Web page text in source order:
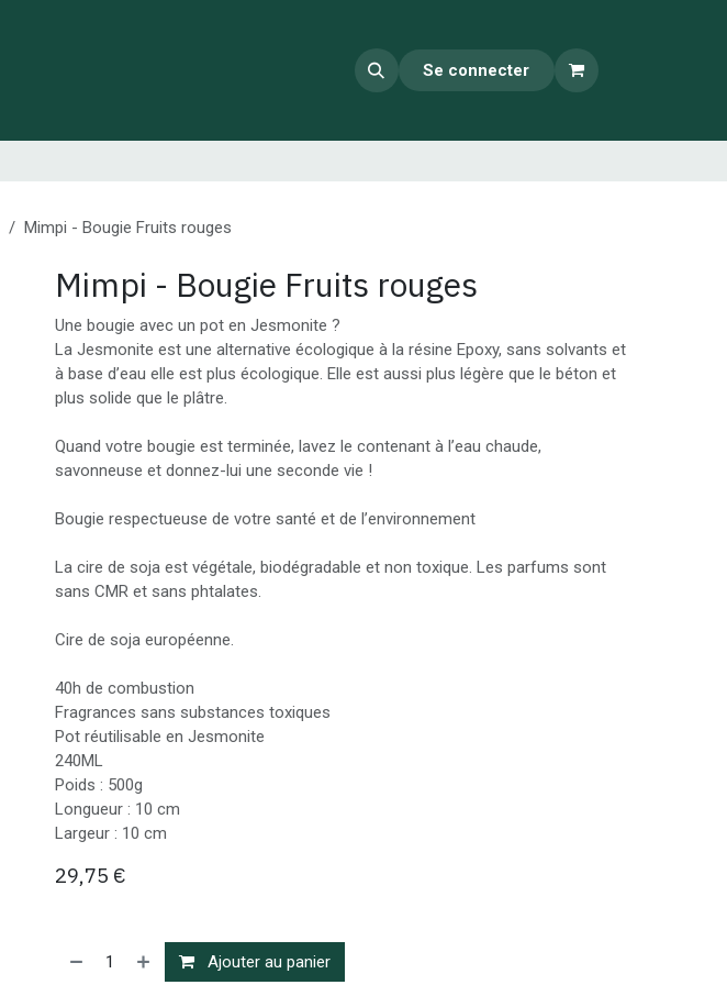
Se connecter
Mimpi - Bougie Fruits rouges
Mimpi - Bougie Fruits rouges
Une bougie avec un pot en Jesmonite ?
La Jesmonite est une alternative écologique à la résine Epoxy, sans solvants et
à base d’eau elle est plus écologique. Elle est aussi plus légère que le béton et
plus solide que le plâtre.
Quand votre bougie est terminée, lavez le contenant à l’eau chaude,
savonneuse et donnez-lui une seconde vie !
Bougie respectueuse de votre santé et de l’environnement
La cire de soja est végétale, biodégradable et non toxique. Les parfums sont
sans CMR et sans phtalates.
Cire de soja européenne.
40h de combustion
Fragrances sans substances toxiques
Pot réutilisable en Jesmonite
240ML
Poids : 500g
Longueur : 10 cm
Largeur : 10 cm
29,75 €
Ajouter au panier